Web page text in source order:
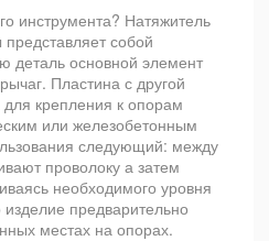
инструмента? Натяжитель
собой
деталь основной элемент
Пластина с другой
крепления к опорам
или железобетонным
следующий: между
проволоку а затем
необходимого уровня
предварительно
местах на опорах.